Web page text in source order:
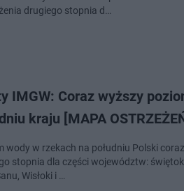
drugiego stopnia d…
IMGW: Coraz wyższy
kraju [MAPA
wody w rzekach na południu Polski
stopnia dla części województw:
Wisłoki i …